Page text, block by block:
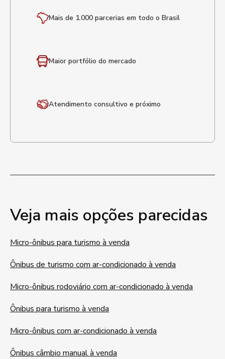
Mais de 1.000 parcerias em todo o Brasil
Maior portfólio do mercado
Atendimento consultivo e próximo
Veja mais opções parecidas
Micro-ônibus para turismo à venda
Ônibus de turismo com ar-condicionado à venda
Micro-ônibus rodoviário com ar-condicionado à venda
Ônibus para turismo à venda
Micro-ônibus com ar-condicionado à venda
Ônibus câmbio manual à venda